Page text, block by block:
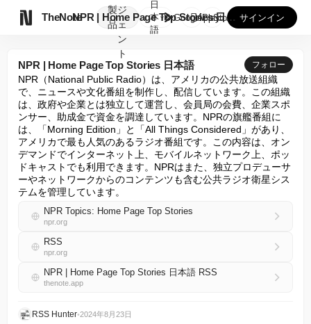
TheNote
製
品
ジ
ェ
ン
ト
NPR | Home Page Top Stories 日本...
日
本
語
GooglePlay
AppStore サインイン
NPR | Home Page Top Stories 日本語 フォロー
NPR（National Public Radio）は、アメリカの公共放送組織
で、ニュースや文化番組を制作し、配信しています。この組織
は、政府や企業とは独立して運営し、会員局の会費、企業スポ
ンサー、助成金で資金を調達しています。NPRの旗艦番組に
は、「Morning Edition」と「All Things Considered」があり、
アメリカで最も人気のあるラジオ番組です。この内容は、オン
デマンドでインターネット上、モバイルネットワーク上、ポッ
ドキャストでも利用できます。NPRはまた、独立プロデューサ
ーやネットワークからのコンテンツも含む公共ラジオ衛星シス
テムを管理しています。
NPR Topics: Home Page Top Stories
npr.org
RSS
npr.org
NPR | Home Page Top Stories 日本語 RSS
thenote.app
RSS Hunter•2024年8月23日